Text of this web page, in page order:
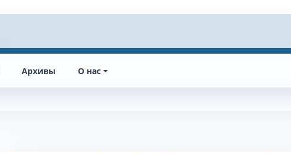
Архивы О нас